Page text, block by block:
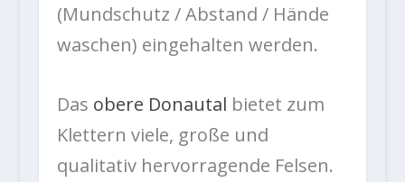
(Mundschutz / Abstand / Hände
waschen) eingehalten werden.
Das obere Donautal bietet zum
Klettern viele, große und
qualitativ hervorragende Felsen.